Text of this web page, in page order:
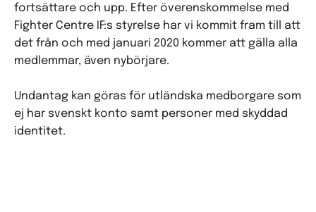
fortsättare och upp. Efter överenskommelse med
Fighter Centre IF:s styrelse har vi kommit fram till att
det från och med januari 2020 kommer att gälla alla
medlemmar, även nybörjare.
Undantag kan göras för utländska medborgare som
ej har svenskt konto samt personer med skyddad
identitet.